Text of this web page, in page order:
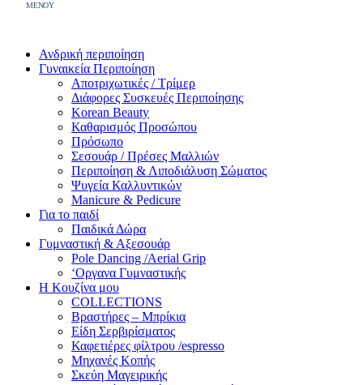
MENOY
Ανδρική περιποίηση
Γυναικεία Περιποίηση
Αποτριχωτικές / Τρίμερ
Διάφορες Συσκευές Περιποίησης
Korean Beauty
Καθαρισμός Προσώπου
Πρόσωπο
Σεσουάρ / Πρέσες Μαλλιών
Περιποίηση & Λιποδιάλυση Σώματος
Ψυγεία Καλλυντικών
Manicure & Pedicure
Για το παιδί
Παιδικά Δώρα
Γυμναστική & Αξεσουάρ
Pole Dancing /Aerial Grip
‘Οργανα Γυμναστικής
Η Κουζίνα μου
COLLECTIONS
Βραστήρες – Μπρίκια
Είδη Σερβιρίσματος
Καφετιέρες φίλτρου /espresso
Μηχανές Κοπής
Σκεύη Μαγειρικής